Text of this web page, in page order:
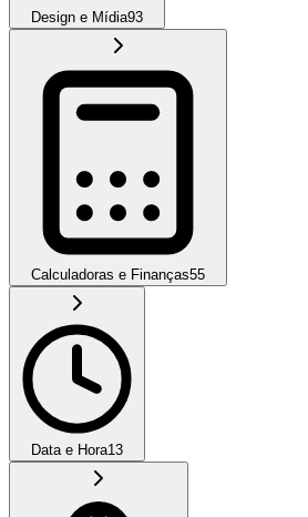
Design e Mídia93
Calculadoras e Finanças55
Data e Hora13